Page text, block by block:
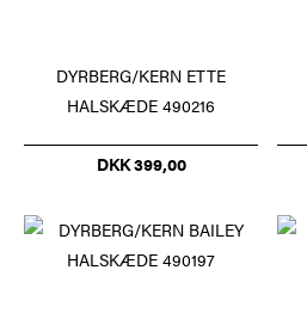
DYRBERG/KERN ETTE
HALSKÆDE 490216
DKK 399,00